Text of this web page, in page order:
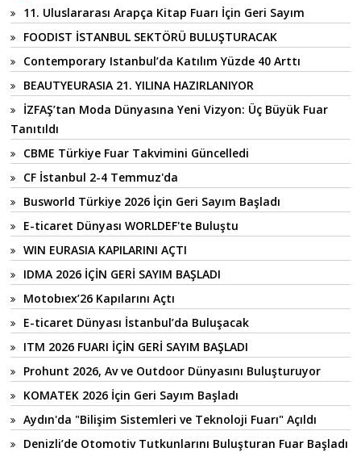
11. Uluslararası Arapça Kitap Fuarı İçin Geri Sayım
FOODIST İSTANBUL SEKTÖRÜ BULUŞTURACAK
Contemporary Istanbul’da Katılım Yüzde 40 Arttı
BEAUTYEURASIA 21. YILINA HAZIRLANIYOR
İZFAŞ’tan Moda Dünyasına Yeni Vizyon: Üç Büyük Fuar
Tanıtıldı
CBME Türkiye Fuar Takvimini Güncelledi
CF İstanbul 2-4 Temmuz'da
Busworld Türkiye 2026 İçin Geri Sayım Başladı
E-ticaret Dünyası WORLDEF'te Buluştu
WIN EURASIA KAPILARINI AÇTI
IDMA 2026 İÇİN GERİ SAYIM BAŞLADI
Motobıex’26 Kapılarını Açtı
E-ticaret Dünyası İstanbul’da Buluşacak
ITM 2026 FUARI İÇİN GERİ SAYIM BAŞLADI
Prohunt 2026, Av ve Outdoor Dünyasını Buluşturuyor
KOMATEK 2026 İçin Geri Sayım Başladı
Aydın'da "Bilişim Sistemleri ve Teknoloji Fuarı" Açıldı
Denizli’de Otomotiv Tutkunlarını Buluşturan Fuar Başladı